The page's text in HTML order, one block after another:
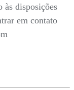
às disposições
em contato